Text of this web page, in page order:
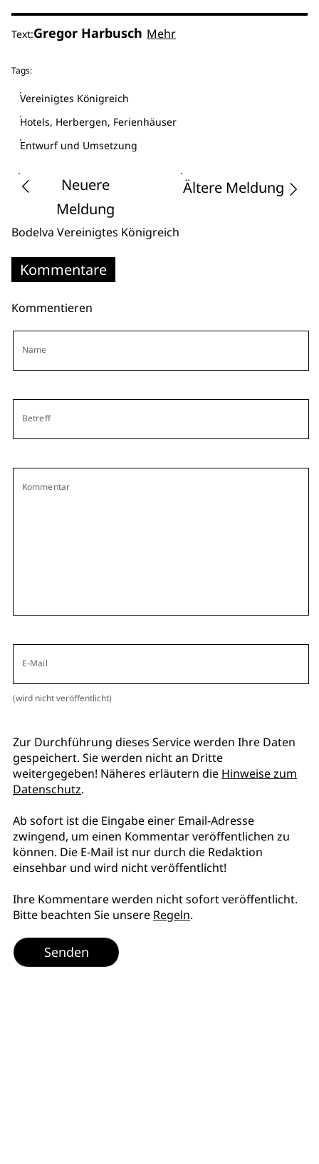
Text:Gregor Harbusch Mehr
Tags:
Vereinigtes Königreich
Hotels, Herbergen, Ferienhäuser
Entwurf und Umsetzung
Neuere
Meldung
Ältere Meldung
Bodelva Vereinigtes Königreich
Kommentare
Kommentieren
Name
Betreff
Kommentar
E-Mail
(wird nicht veröffentlicht)
Zur Durchführung dieses Service werden Ihre Daten
gespeichert. Sie werden nicht an Dritte
weitergegeben! Näheres erläutern die Hinweise zum
Datenschutz.
Ab sofort ist die Eingabe einer Email-Adresse
zwingend, um einen Kommentar veröffentlichen zu
können. Die E-Mail ist nur durch die Redaktion
einsehbar und wird nicht veröffentlicht!
Ihre Kommentare werden nicht sofort veröffentlicht.
Bitte beachten Sie unsere Regeln.
Senden